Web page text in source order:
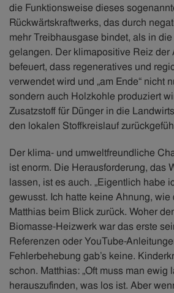
die Funktionsweise dieses
Rückwärtskraftwerks, das durch
mehr Treibhausgase bindet, als in
gelangen. Der klimapositive Reiz der
befeuert, dass regeneratives und
verwendet wird und „am Ende“ nicht
sondern auch Holzkohle produziert
Zusatzstoff für Dünger in die
den lokalen Stoffkreislauf
Der klima- und umweltfreundliche
ist enorm. Die Herausforderung, das
lassen, ist es auch. „Eigentlich habe
gewusst. Ich hatte keine Ahnung, wie
Matthias beim Blick zurück. Woher
Biomasse-Heizwerk war das erste
Referenzen oder YouTube-
Fehlerbehebung gab’s keine.
schon. Matthias: „Oft muss man ewig
herauszufinden, was los ist. Aber